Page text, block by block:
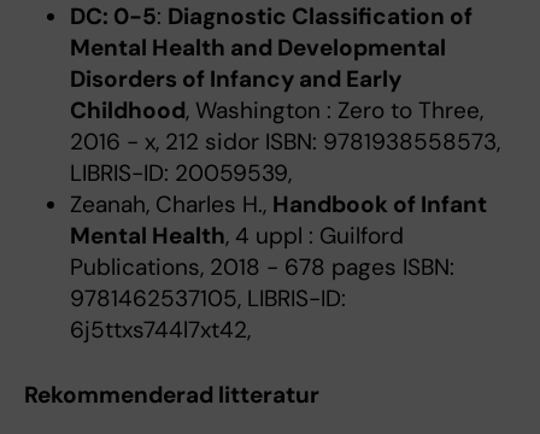
DC: 0-5: Diagnostic Classification of
Mental Health and Developmental
Disorders of Infancy and Early
Childhood, Washington : Zero to Three,
2016 - x, 212 sidor ISBN: 9781938558573,
LIBRIS-ID: 20059539,
Zeanah, Charles H., Handbook of Infant
Mental Health, 4 uppl : Guilford
Publications, 2018 - 678 pages ISBN:
9781462537105, LIBRIS-ID:
6j5ttxs744l7xt42,
Rekommenderad litteratur